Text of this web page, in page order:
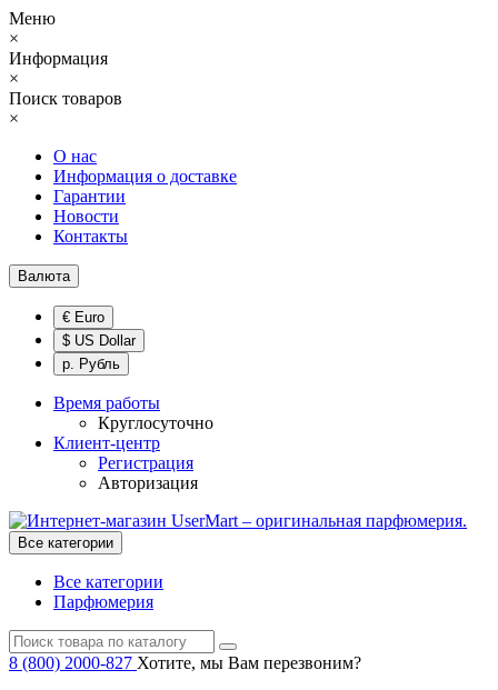
Меню
×
Информация
×
Поиск товаров
×
О нас
Информация о доставке
Гарантии
Новости
Контакты
Валюта
€ Euro
$ US Dollar
р. Рубль
Время работы
Круглосуточно
Клиент-центр
Регистрация
Авторизация
Все категории
Все категории
Парфюмерия
8 (800) 2000-827 Хотите, мы Вам перезвоним?